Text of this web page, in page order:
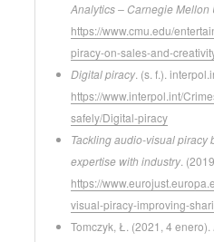
Analytics – Carnegie Mellon
https://www.cmu.edu/
piracy-on-sales-and-
Digital piracy . (s. f.).
https://www.interpol.int/
safely/Digital-piracy
Tackling audio-visual piracy
expertise with industry .
https://
visual-piracy-improving-
Tomczyk, Ł. (2021, 4 enero).